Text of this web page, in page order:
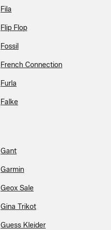
Fila
Flip Flop
Fossil
French Connection
Furla
Falke
Gant
Garmin
Geox Sale
Gina Trikot
Guess Kleider